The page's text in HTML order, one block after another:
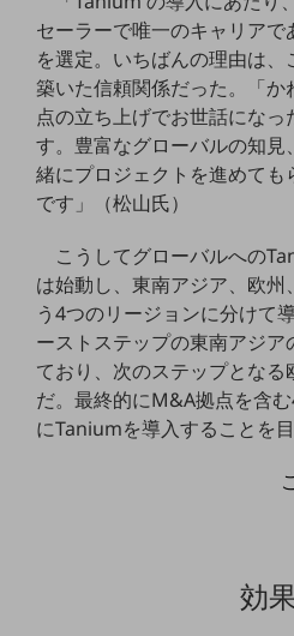
事業拠点
グループ会社
会社案内パンフレット
ニュースルーム
ニュースルームTOP
地域からの発表
重要なお知らせ
お知らせ
社外からの評価実績
サステナビリティ
NTTドコモビジネスグループのサステ
セーラーで唯一のキャリアで
を選定。いちばんの理由は
築いた信頼関係だった。「
点の立ち上げでお世話になっ
す。豊富なグローバルの知
緒にプロジェクトを進めて
です」（松山氏）
こうしてグローバルへの
は始動し、東南アジア、欧
う4つのリージョンに分けて
ーストステップの東南アジ
ており、次のステップとなる
だ。最終的にM&A拠点を含
にTaniumを導入することを目
効